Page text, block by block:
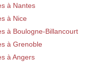
à Nantes
à Nice
à Boulogne-Billancourt
à Grenoble
à Angers